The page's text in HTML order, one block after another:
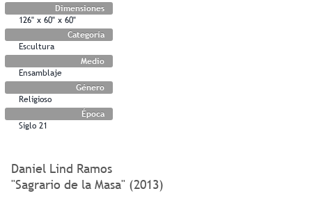
Dimensiones
126" x 60" x 60"
Categoría
Escultura
Medio
Ensamblaje
Género
Religioso
Época
Siglo 21
Daniel Lind Ramos
"Sagrario de la Masa" (2013)